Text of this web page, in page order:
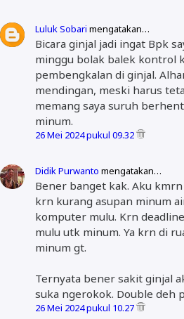
Luluk Sobari mengatakan…
Bicara ginjal jadi ingat Bpk
minggu bolak balek kontrol
pembengkalan di ginjal.
mendingan, meski harus
memang saya suruh
minum.
26 Mei 2024 pukul 09.32
Didik Purwanto mengatakan…
Bener banget kak. Aku
krn kurang asupan minum
komputer mulu. Krn
mulu utk minum. Ya krn di
minum gt.
Ternyata bener sakit ginjal
suka ngerokok. Double deh
26 Mei 2024 pukul 10.27